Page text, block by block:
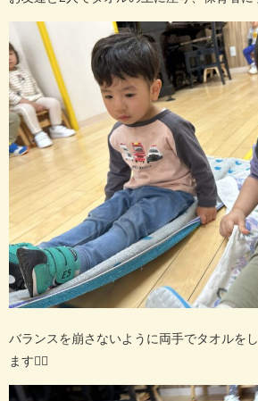
バランスを崩さないように両手でタオルを
ます🏃‍♀️